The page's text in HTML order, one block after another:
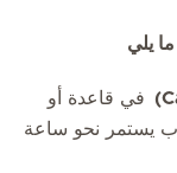
يلي
في قاعدة أو
يستمر نحو ساعة